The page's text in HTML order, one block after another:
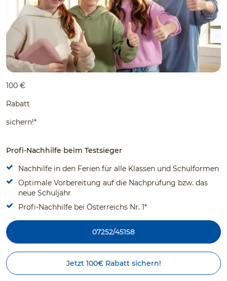
100 €
Rabatt
sichern!*
Profi-Nachhilfe beim Testsieger
Nachhilfe in den Ferien für alle Klassen und Schulformen
Optimale Vorbereitung auf die Nachprüfung bzw. das
neue Schuljahr
Profi-Nachhilfe bei Österreichs Nr. 1*
07252/45158
Jetzt 100€ Rabatt sichern!